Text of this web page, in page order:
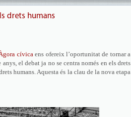
drets humans
cívicaens ofereix l’oportunitat de tornar a
el debat ja no se centra només en els drets
humans. Aquesta és la clau de la nova etapa